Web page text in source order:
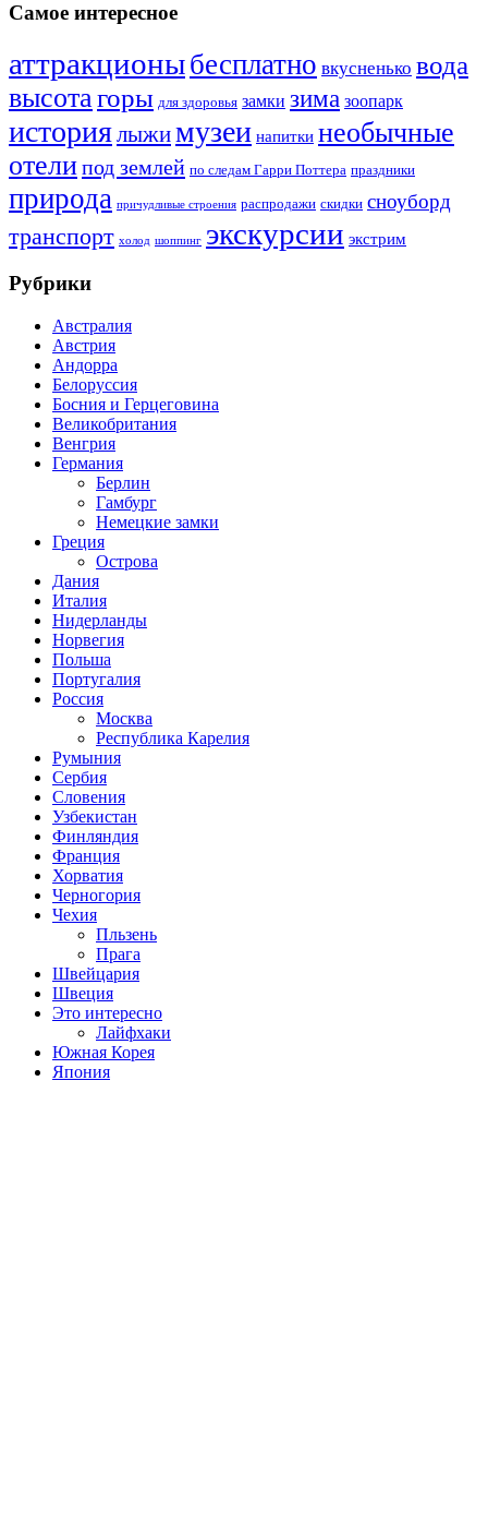
Самое интересное
аттракционыбесплатно вкусненько вода
высота горы для здоровья замки зима зоопарк
историялыжимузеи напитки необычные
отелипод землей по следам Гарри Поттера праздники
природа причудливые строения распродажи скидки сноуборд
транспорт холод шоппинг экскурсии экстрим
Рубрики
Австралия
Австрия
Андорра
Белоруссия
Босния и Герцеговина
Великобритания
Венгрия
Германия
Берлин
Гамбург
Немецкие замки
Греция
Острова
Дания
Италия
Нидерланды
Норвегия
Польша
Португалия
Россия
Москва
Республика Карелия
Румыния
Сербия
Словения
Узбекистан
Финляндия
Франция
Хорватия
Черногория
Чехия
Пльзень
Прага
Швейцария
Швеция
Это интересно
Лайфхаки
Южная Корея
Япония